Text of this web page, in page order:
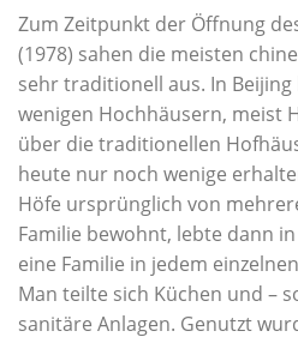
Zum Zeitpunkt der Öffnung
(1978) sahen die meisten
sehr traditionell aus. In
wenigen Hochhäusern, meist
über die traditionellen
heute nur noch wenige
Höfe ursprünglich von
Familie bewohnt, lebte dann
eine Familie in jedem
Man teilte sich Küchen und –
sanitäre Anlagen. Genutzt